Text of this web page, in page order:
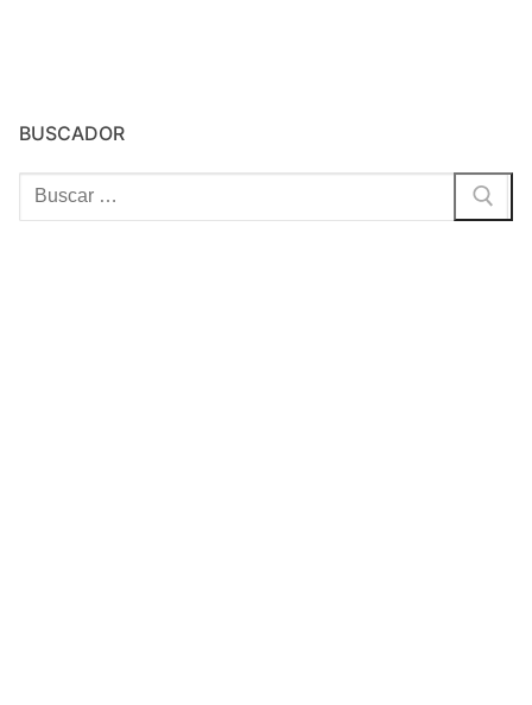
BUSCADOR
Buscar: